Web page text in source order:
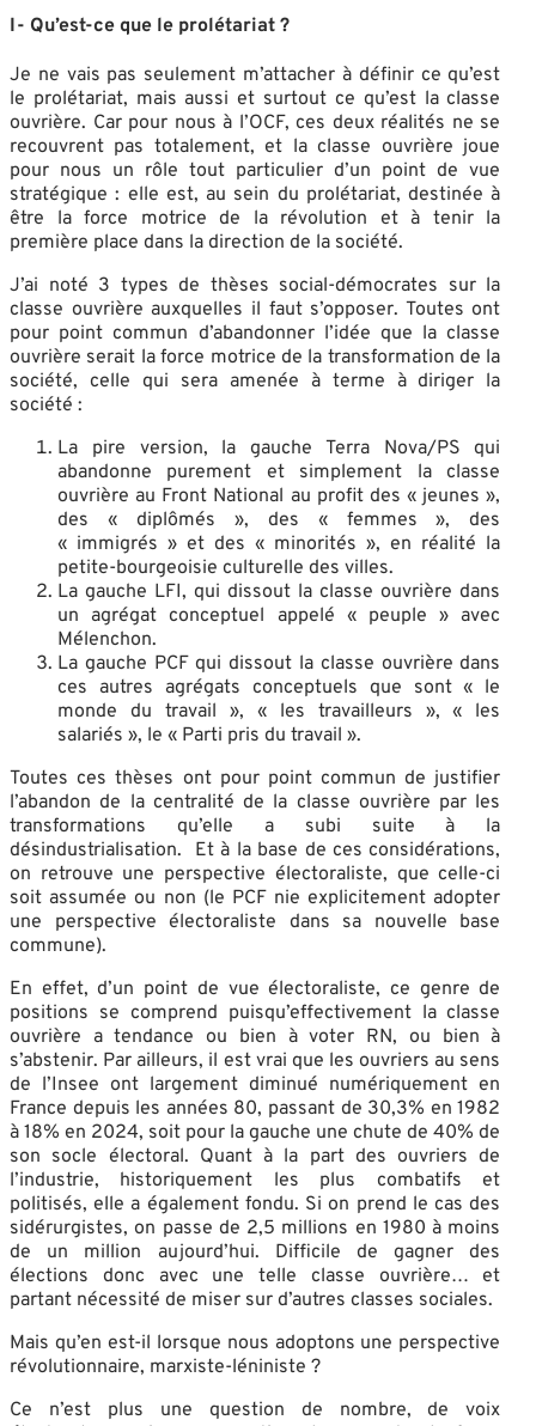
I- Qu’est-ce que le prolétariat ?
Je ne vais pas seulement m’attacher à définir ce qu’est
le prolétariat, mais aussi et surtout ce qu’est la classe
ouvrière. Car pour nous à l’OCF, ces deux réalités ne se
recouvrent pas totalement, et la classe ouvrière joue
pour nous un rôle tout particulier d’un point de vue
stratégique : elle est, au sein du prolétariat, destinée à
être la force motrice de la révolution et à tenir la
première place dans la direction de la société.
J’ai noté 3 types de thèses social-démocrates sur la
classe ouvrière auxquelles il faut s’opposer. Toutes ont
pour point commun d’abandonner l’idée que la classe
ouvrière serait la force motrice de la transformation de la
société, celle qui sera amenée à terme à diriger la
société :
La pire version, la gauche Terra Nova/PS qui
abandonne purement et simplement la classe
ouvrière au Front National au profit des « jeunes »,
des « diplômés », des « femmes », des
« immigrés » et des « minorités », en réalité la
petite-bourgeoisie culturelle des villes.
La gauche LFI, qui dissout la classe ouvrière dans
un agrégat conceptuel appelé « peuple » avec
Mélenchon.
La gauche PCF qui dissout la classe ouvrière dans
ces autres agrégats conceptuels que sont « le
monde du travail », « les travailleurs », « les
salariés », le « Parti pris du travail ».
Toutes ces thèses ont pour point commun de justifier
l’abandon de la centralité de la classe ouvrière par les
transformations qu’elle a subi suite à la
désindustrialisation. Et à la base de ces considérations,
on retrouve une perspective électoraliste, que celle-ci
soit assumée ou non (le PCF nie explicitement adopter
une perspective électoraliste dans sa nouvelle base
commune).
En effet, d’un point de vue électoraliste, ce genre de
positions se comprend puisqu’effectivement la classe
ouvrière a tendance ou bien à voter RN, ou bien à
s’abstenir. Par ailleurs, il est vrai que les ouvriers au sens
de l’Insee ont largement diminué numériquement en
France depuis les années 80, passant de 30,3% en 1982
à 18% en 2024, soit pour la gauche une chute de 40% de
son socle électoral. Quant à la part des ouvriers de
l’industrie, historiquement les plus combatifs et
politisés, elle a également fondu. Si on prend le cas des
sidérurgistes, on passe de 2,5 millions en 1980 à moins
de un million aujourd’hui. Difficile de gagner des
élections donc avec une telle classe ouvrière… et
partant nécessité de miser sur d’autres classes sociales.
Mais qu’en est-il lorsque nous adoptons une perspective
révolutionnaire, marxiste-léniniste ?
Ce n’est plus une question de nombre, de voix